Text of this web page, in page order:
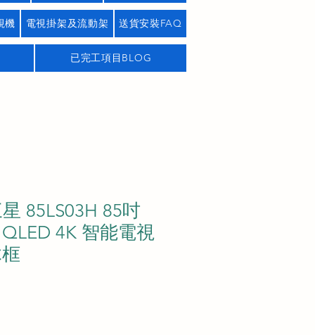
機 電視掛架及流動架 送貨安裝FAQ
已完工項目BLOG
85LS03H 85吋
4K 智能電視